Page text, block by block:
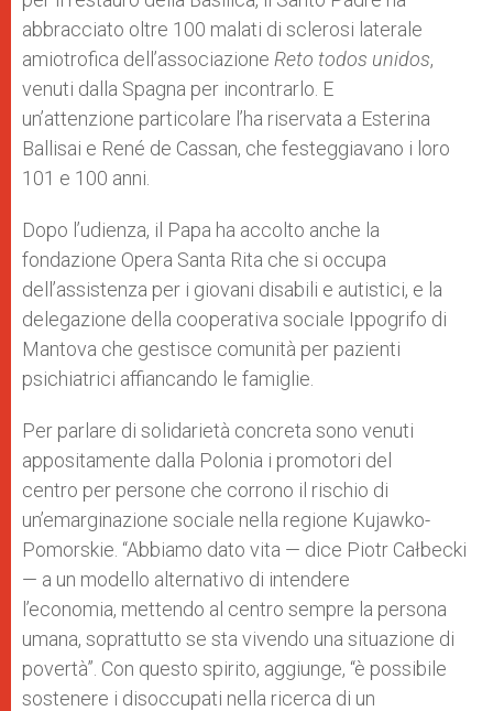
abbracciato oltre 100 malati di sclerosi laterale
amiotrofica dell’associazione Reto todos unidos,
venuti dalla Spagna per incontrarlo. E
un’attenzione particolare l’ha riservata a Esterina
Ballisai e René de Cassan, che festeggiavano i loro
101 e 100 anni.
Dopo l’udienza, il Papa ha accolto anche la
fondazione Opera Santa Rita che si occupa
dell’assistenza per i giovani disabili e autistici, e la
delegazione della cooperativa sociale Ippogrifo di
Mantova che gestisce comunità per pazienti
psichiatrici affiancando le famiglie.
Per parlare di solidarietà concreta sono venuti
appositamente dalla Polonia i promotori del
centro per persone che corrono il rischio di
un’emarginazione sociale nella regione Kujawko-
Pomorskie. “Abbiamo dato vita — dice Piotr Całbecki
— a un modello alternativo di intendere
l’economia, mettendo al centro sempre la persona
umana, soprattutto se sta vivendo una situazione di
povertà”. Con questo spirito, aggiunge, “è possibile
sostenere i disoccupati nella ricerca di un